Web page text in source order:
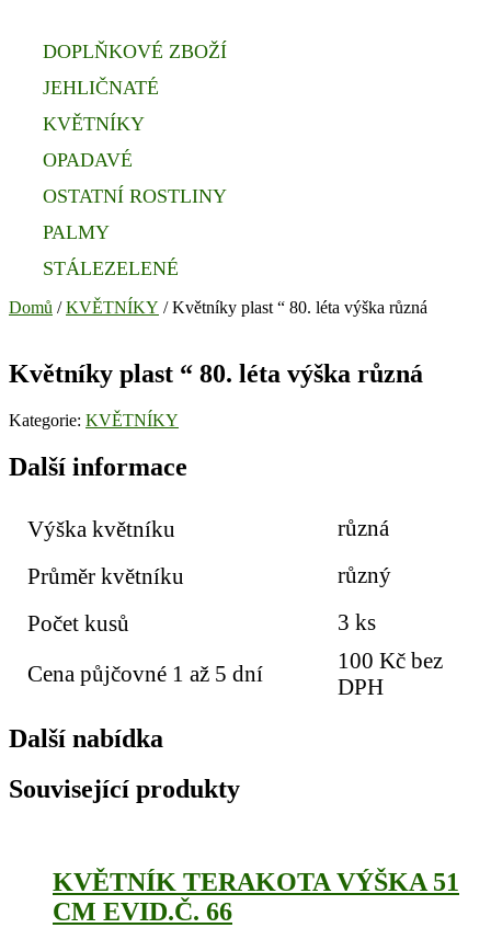
DOPLŇKOVÉ ZBOŽÍ
JEHLIČNATÉ
KVĚTNÍKY
OPADAVÉ
OSTATNÍ ROSTLINY
PALMY
STÁLEZELENÉ
Domů /KVĚTNÍKY / Květníky plast “ 80. léta výška různá
Květníky plast “ 80. léta výška různá
Kategorie: KVĚTNÍKY
Další informace
Výška květníku
různá
Průměr květníku
různý
Počet kusů
3 ks
Cena půjčovné 1 až 5 dní
100 Kč bez
DPH
Další nabídka
Související produkty
KVĚTNÍK TERAKOTA VÝŠKA 51
CM EVID.Č. 66